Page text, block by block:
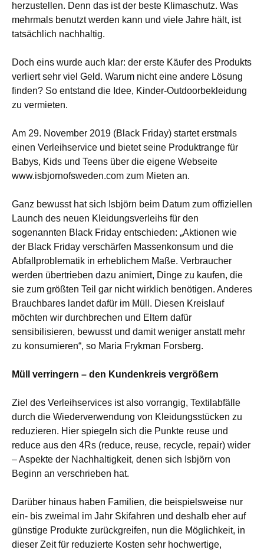
herzustellen. Denn das ist der beste Klimaschutz. Was
mehrmals benutzt werden kann und viele Jahre hält, ist
tatsächlich nachhaltig.
Doch eins wurde auch klar: der erste Käufer des Produkts
verliert sehr viel Geld. Warum nicht eine andere Lösung
finden? So entstand die Idee, Kinder-Outdoorbekleidung
zu vermieten.
Am 29. November 2019 (Black Friday) startet erstmals
einen Verleihservice und bietet seine Produktrange für
Babys, Kids und Teens über die eigene Webseite
www.isbjornofsweden.com zum Mieten an.
Ganz bewusst hat sich Isbjörn beim Datum zum offiziellen
Launch des neuen Kleidungsverleihs für den
sogenannten Black Friday entschieden: „Aktionen wie
der Black Friday verschärfen Massenkonsum und die
Abfallproblematik in erheblichem Maße. Verbraucher
werden übertrieben dazu animiert, Dinge zu kaufen, die
sie zum größten Teil gar nicht wirklich benötigen. Anderes
Brauchbares landet dafür im Müll. Diesen Kreislauf
möchten wir durchbrechen und Eltern dafür
sensibilisieren, bewusst und damit weniger anstatt mehr
zu konsumieren“, so Maria Frykman Forsberg.
Müll verringern – den Kundenkreis vergrößern
Ziel des Verleihservices ist also vorrangig, Textilabfälle
durch die Wiederverwendung von Kleidungsstücken zu
reduzieren. Hier spiegeln sich die Punkte reuse und
reduce aus den 4Rs (reduce, reuse, recycle, repair) wider
– Aspekte der Nachhaltigkeit, denen sich Isbjörn von
Beginn an verschrieben hat.
Darüber hinaus haben Familien, die beispielsweise nur
ein- bis zweimal im Jahr Skifahren und deshalb eher auf
günstige Produkte zurückgreifen, nun die Möglichkeit, in
dieser Zeit für reduzierte Kosten sehr hochwertige,